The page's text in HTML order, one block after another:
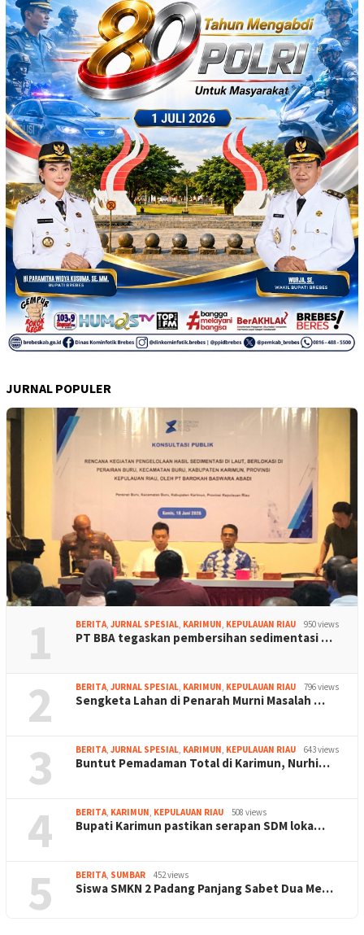
JURNAL POPULER
1 BERITA, JURNAL SPESIAL, KARIMUN, KEPULAUAN RIAU 950 views
PT BBA tegaskan pembersihan sedimentasi …
2 BERITA, JURNAL SPESIAL, KARIMUN, KEPULAUAN RIAU 796 views
Sengketa Lahan di Penarah Murni Masalah …
3 BERITA, JURNAL SPESIAL, KARIMUN, KEPULAUAN RIAU 643 views
Buntut Pemadaman Total di Karimun, Nurhi…
4 BERITA, KARIMUN, KEPULAUAN RIAU 508 views
Bupati Karimun pastikan serapan SDM loka…
5 BERITA, SUMBAR 452 views
Siswa SMKN 2 Padang Panjang Sabet Dua Me…